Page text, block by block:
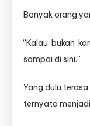
Banyak orang
“Kalau bukan
sampai di sini.”
Yang dulu
ternyata